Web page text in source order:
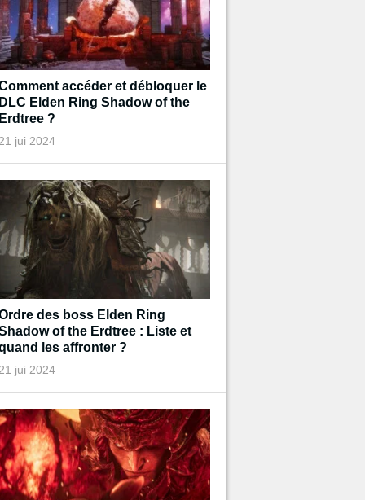
accéder et débloquer le
Elden Ring Shadow of the
?
jui 2024
des boss Elden Ring
of the Erdtree : Liste et
les affronter ?
jui 2024